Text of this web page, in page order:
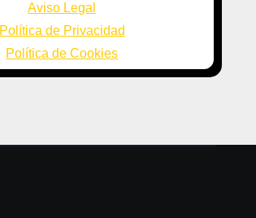
Aviso Legal
Política de Privacidad
Política de Cookies